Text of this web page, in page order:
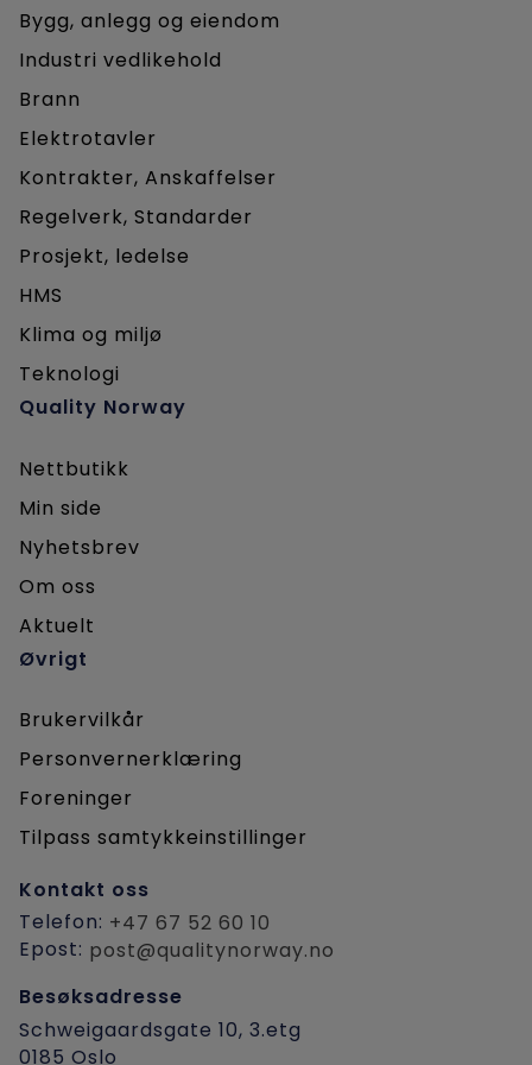
Kontakt oss
Telefon: +47 67 52 60 10
Epost: post@qualitynorway.no
Besøksadresse
Schweigaardsgate 10, 3.etg
0185 Oslo
Bygg, anlegg og eiendom
Industri vedlikehold
Brann
Elektrotavler
Kontrakter, Anskaffelser
Regelverk, Standarder
Prosjekt, ledelse
HMS
Klima og miljø
Teknologi
Quality Norway
Nettbutikk
Min side
Nyhetsbrev
Om oss
Aktuelt
Øvrigt
Brukervilkår
Personvernerklæring
Foreninger
Tilpass samtykkeinstillinger